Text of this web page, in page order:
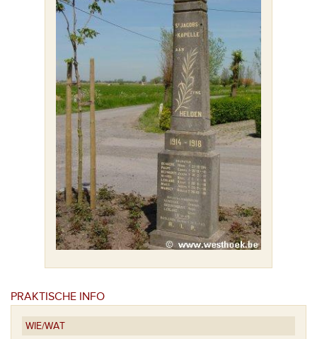
PRAKTISCHE INFO
WIE/WAT